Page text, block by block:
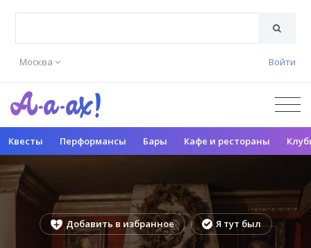
Москва Войти
Квесты Перформансы Бары Кафе и рестораны
Добавить в избранное Я тут был